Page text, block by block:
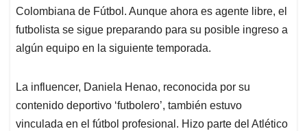
Colombiana de Fútbol. Aunque ahora es agente libre, el
futbolista se sigue preparando para su posible ingreso a
algún equipo en la siguiente temporada.
La influencer, Daniela Henao, reconocida por su
contenido deportivo ‘futbolero’, también estuvo
vinculada en el fútbol profesional. Hizo parte del Atlético